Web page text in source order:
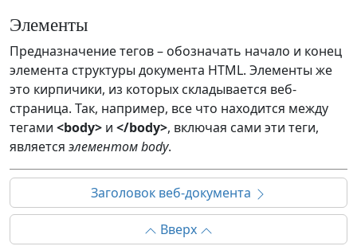
Элементы
Предназначение тегов – обозначать начало и конец
элемента структуры документа HTML. Элементы же
это кирпичики, из которых складывается веб-
страница. Так, например, все что находится между
тегами <body> и </body>, включая сами эти теги,
является элементом body.
Заголовок веб-документа
Вверх